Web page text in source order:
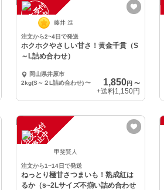
注
文
受
付
停
止
中 藤井 進
注文から2~4日で発送
ホクホクやさしい甘さ！黄金千貫（S
～L詰め合わせ）
岡山県井原市
2kg(S～２L詰め合わせ) 〜 1,850円〜
+送料1,150円
注
文
受
付
停
止
中
甲斐賢人
注文から1~14日で発送
ねっとり極甘さつまいも！熟成紅は
るか（s~2Lサイズ不揃い詰め合わせ